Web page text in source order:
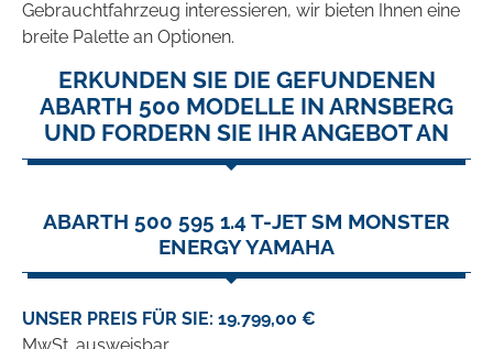
Gebrauchtfahrzeug interessieren, wir bieten Ihnen eine
breite Palette an Optionen.
ERKUNDEN SIE DIE GEFUNDENEN
ABARTH 500 MODELLE IN ARNSBERG
UND FORDERN SIE IHR ANGEBOT AN
ABARTH 500 595 1.4 T-JET SM MONSTER
ENERGY YAMAHA
UNSER PREIS FÜR SIE: 19.799,00 €